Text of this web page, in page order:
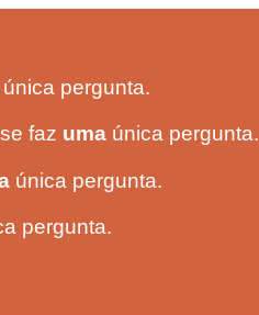
única pergunta.
faz uma única pergunta.
única pergunta.
pergunta.